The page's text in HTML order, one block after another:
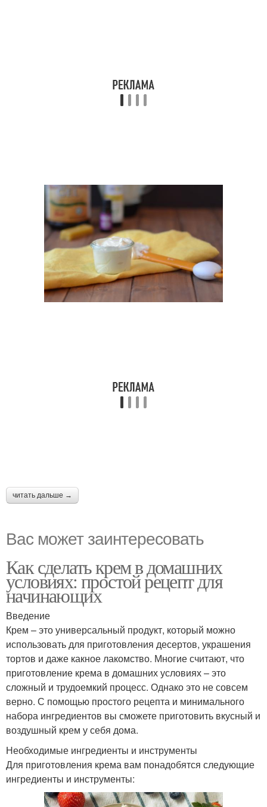
читать дальше →
Вас может заинтересовать
Как сделать крем в домашних
условиях: простой рецепт для
начинающих
Введение
Крем – это универсальный продукт, который можно
использовать для приготовления десертов, украшения
тортов и даже какное лакомство. Многие считают, что
приготовление крема в домашних условиях – это
сложный и трудоемкий процесс. Однако это не совсем
верно. С помощью простого рецепта и минимального
набора ингредиентов вы сможете приготовить вкусный и
воздушный крем у себя дома.
Необходимые ингредиенты и инструменты
Для приготовления крема вам понадобятся следующие
ингредиенты и инструменты: